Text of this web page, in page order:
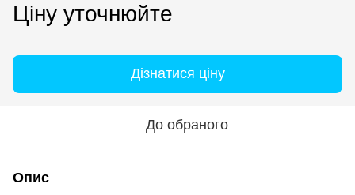
Ціну уточнюйте
Дізнатися ціну
До обраного
Опис